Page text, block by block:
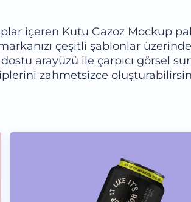
içeren Kutu Gazoz Mockup
çeşitli şablonlar üzerinde
arayüzü ile çarpıcı görsel
zahmetsizce